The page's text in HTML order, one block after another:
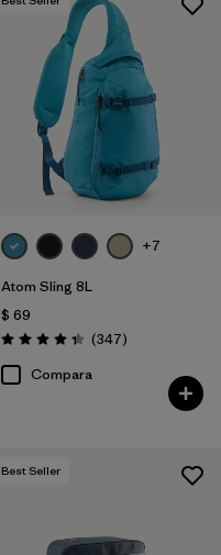
+7
Atom Sling 8L
$ 69
Valoración: 4.3 / 5
(347Comentarios
)
Compara
Best Seller